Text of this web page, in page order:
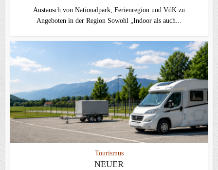
Austausch von Nationalpark, Ferienregion und VdK zu
Angeboten in der Region Sowohl „Indoor als auch...
Tourismus
NEUER